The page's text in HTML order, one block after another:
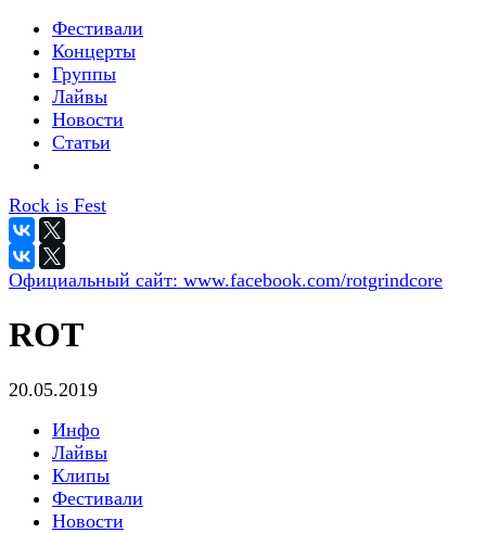
Фестивали
Концерты
Группы
Лайвы
Новости
Статьи
Rock is Fest
Официальный сайт: www.facebook.com/rotgrindcore
ROT
20.05.2019
Инфо
Лайвы
Клипы
Фестивали
Новости